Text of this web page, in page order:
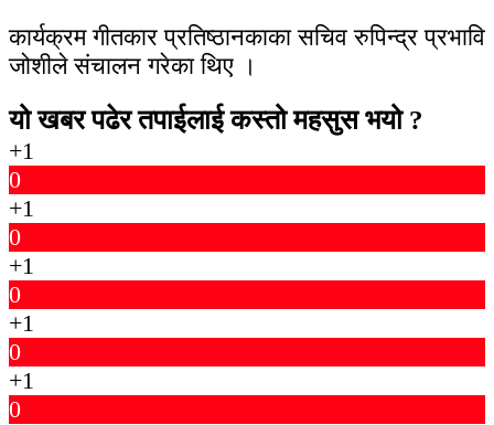
कार्यक्रम गीतकार प्रतिष्ठानकाका सचिव रुपिन्द्र प्रभावि
जोशीले संचालन गरेका थिए ।
यो खबर पढेर तपाईलाई कस्तो महसुस भयो ?
+1
0
+1
0
+1
0
+1
0
+1
0